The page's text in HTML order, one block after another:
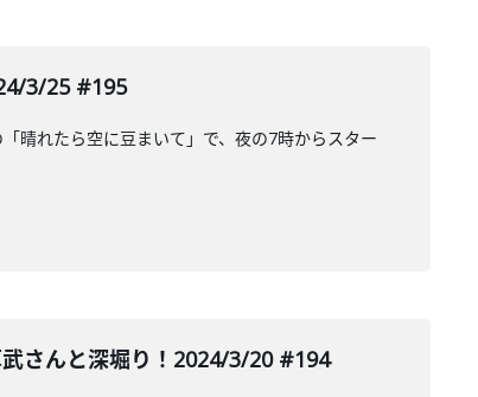
3/25 #195
晴れたら空に豆まいて」で、夜の7時からスター
さんと深堀り！2024/3/20 #194